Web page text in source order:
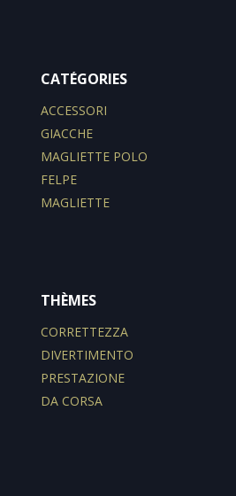
CATÉGORIES
ACCESSORI
GIACCHE
MAGLIETTE POLO
FELPE
MAGLIETTE
THÈMES
CORRETTEZZA
DIVERTIMENTO
PRESTAZIONE
DA CORSA